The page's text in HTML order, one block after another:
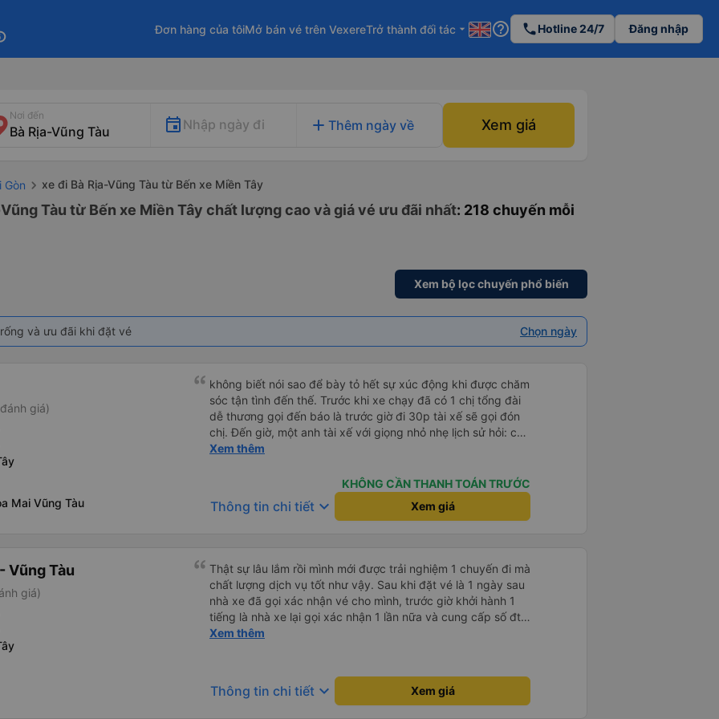
Đơn hàng của tôiMở bán vé trên VexereTrở thành đối tác arrow_drop_down help_outline phoneHotline 24/7 Đăng nhập
Nơi đến
Nhập ngày đi add Thêm ngày về Xem giá
Gòn xe đi Bà Rịa-Vũng Tàu từ Bến xe Miền Tây
Tàu từ Bến xe Miền Tây chất lượng cao và giá vé ưu đãi nhất: 218 chuyến mỗi
Xem bộ lọc chuyến phổ biến
và ưu đãi khi đặt vé Chọn ngày
giá)
Mai Vũng Tàu
không biết nói sao để bày tỏ hết sự xúc động khi được chăm
sóc tận tình đến thế. Trước khi xe chạy đã có 1 chị tổng đài
dễ thương gọi đến báo là trước giờ đi 30p tài xế sẽ gọi đón
chị. Đến giờ, một anh tài xế với giọng nhỏ nhẹ lịch sử hỏi: chị
ở chỗ nào e đến đón. Tuy đường hơi đông nhưng anh tài xế
khác trên xe nhưng xe lại đi rất êm, không dằn sốc gì hết.
Mình để ý lần nào gọi khách anh tài xế cũng với cái giọng
nhỏ nhẹ đó đón khách, không như các xe khác mình từng đi.
Xem thêm
KHÔNG CẦN THANH TOÁN TRƯỚC
Thông tin chi tiết keyboard_arrow_down Xem giá
Vũng Tàu
giá)
Thật sự lâu lắm rồi mình mới được trải nghiệm 1 chuyến đi mà
chất lượng dịch vụ tốt như vậy. Sau khi đặt vé là 1 ngày sau
nhà xe đã gọi xác nhận vé cho mình, trước giờ khởi hành 1
tiếng là nhà xe lại gọi xác nhận 1 lần nữa và cung cấp số đt
của bác tài và số xe. Dịch vụ tốt, xe sạch sẽ và bác tài chạy
Xem thêm
Thông tin chi tiết keyboard_arrow_down Xem giá